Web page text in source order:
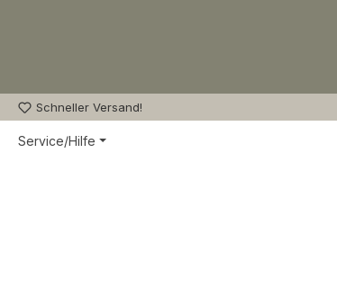
Schneller Versand!
Service/Hilfe